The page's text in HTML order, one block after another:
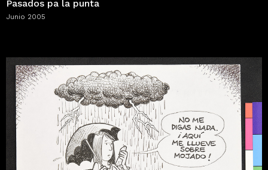
Pasados pa la punta
Junio 2005